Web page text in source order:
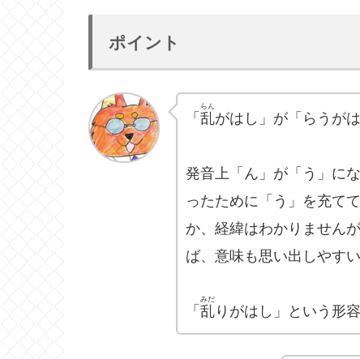
ポイント
「 乱
らん
がはし」が「らうが
発音上「ん」が「う」に
ったために「う」を充て
か、経緯はわかりません
ば、意味も思い出しやす
「 乱
みだ
りがはし」という形